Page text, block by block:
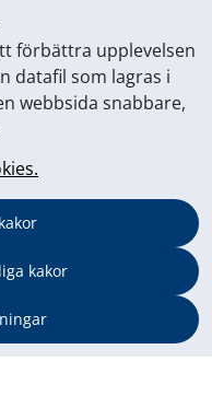
förbättra upplevelsen
datafil som lagras i
webbsida snabbare,
kakor